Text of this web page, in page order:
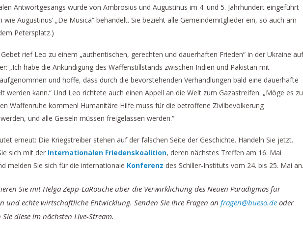
Antwortgesangs wurde von Ambrosius und Augustinus im 4. und 5. Jahrhundert eingeführt
wie Augustinus‘ „De Musica“ behandelt. Sie bezieht alle Gemeindemitglieder ein, so auch am
Petersplatz.)
rief Leo zu einem „authentischen, gerechten und dauerhaften Frieden“ in der Ukraine
„Ich habe die Ankündigung des Waffenstillstands zwischen Indien und Pakistan mit
und hoffe, dass durch die bevorstehenden Verhandlungen bald eine dauerhafte
werden kann.“ Und Leo richtete auch einen Appell an die Welt zum Gazastreifen: „Möge es zu
Waffenruhe kommen! Humanitäre Hilfe muss für die betroffene Zivilbevölkerung
und alle Geiseln müssen freigelassen werden.“
erneut: Die Kriegstreiber stehen auf der falschen Seite der Geschichte. Handeln Sie jetzt.
sich mit der Internationalen Friedenskoalition, deren nächstes Treffen am 16. Mai
melden Sie sich für die internationale Konferenz des Schiller-Instituts vom 24. bis 25. Mai an.
Sie mit Helga Zepp-LaRouche über die Verwirklichung des Neuen Paradigmas für
und echte wirtschaftliche Entwicklung. Senden Sie Ihre Fragen an fragen@bueso.de oder
Sie diese im nächsten Live-Stream.